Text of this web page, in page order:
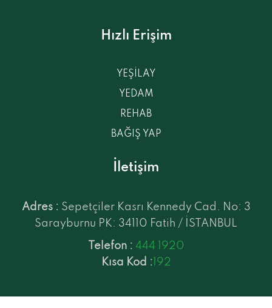
Hızlı Erişim
YEŞİLAY
YEDAM
REHAB
BAĞIŞ YAP
İletişim
Adres : Sepetçiler Kasrı Kennedy Cad. No: 3
Sarayburnu PK: 34110 Fatih / İSTANBUL
Telefon : 444 1920
Kısa Kod : 192